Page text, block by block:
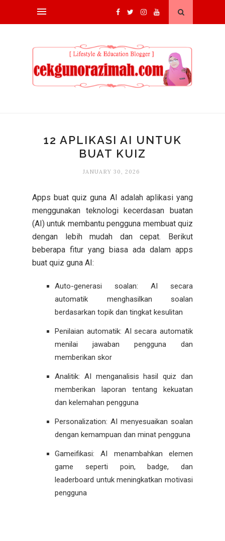
12 APLIKASI AI UNTUK
BUAT KUIZ
JANUARY 30, 2026
Apps buat quiz guna AI adalah aplikasi yang
menggunakan teknologi kecerdasan buatan
(AI) untuk membantu pengguna membuat quiz
dengan lebih mudah dan cepat. Berikut
beberapa fitur yang biasa ada dalam apps
buat quiz guna AI:
Auto-generasi soalan: AI secara
automatik menghasilkan soalan
berdasarkan topik dan tingkat kesulitan
Penilaian automatik: AI secara automatik
menilai jawaban pengguna dan
memberikan skor
Analitik: AI menganalisis hasil quiz dan
memberikan laporan tentang kekuatan
dan kelemahan pengguna
Personalization: AI menyesuaikan soalan
dengan kemampuan dan minat pengguna
Gameifikasi: AI menambahkan elemen
game seperti poin, badge, dan
leaderboard untuk meningkatkan motivasi
pengguna